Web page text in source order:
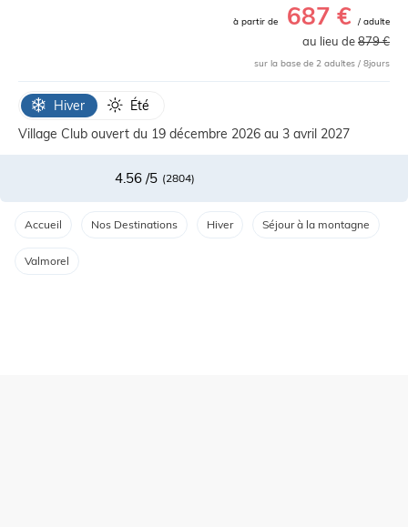
à partir de 687 € / adulte
au lieu de879 €
sur la base de 2 adultes / 8jours
Hiver
Été
Village Club ouvert du 19 décembre 2026 au 3 avril 2027
4.56 /5 (2804)
Accueil Nos Destinations Hiver Séjour à la montagne
Valmorel